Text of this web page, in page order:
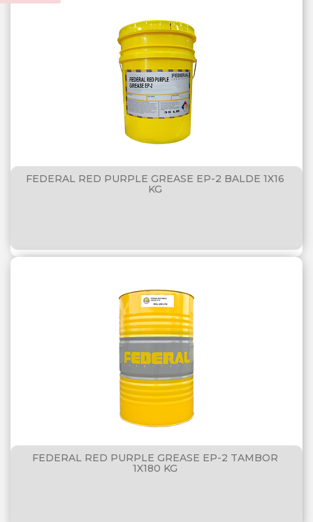
FEDERAL RED PURPLE GREASE EP-2 BALDE 1X16
KG
FEDERAL RED PURPLE GREASE EP-2 TAMBOR
1X180 KG